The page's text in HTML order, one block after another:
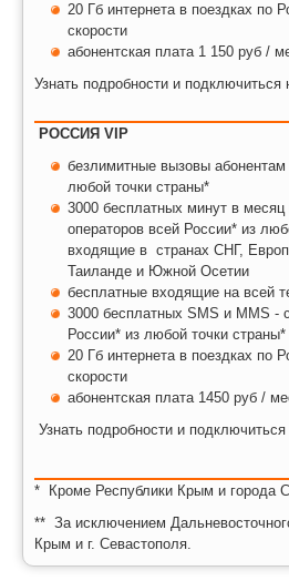
20 Гб интернета в поездках по
скорости
абонентская плата 1 150 руб /
Узнать подробности и подключиться
РОССИЯ VIP
безлимитные вызовы
любой точки страны*
3000 бесплатных минут в
операторов всей России* из
входящие в странах СНГ,
Таиланде и Южной Осетии
бесплатные входящие на всей
3000 бесплатных SMS и MMS -
России* из любой точки страны*
20 Гб интернета в поездках по
скорости
абонентская плата 1450 руб /
Узнать подробности и
* Кроме Республики Крым и города
** За исключением
Крым и г. Севастополя.